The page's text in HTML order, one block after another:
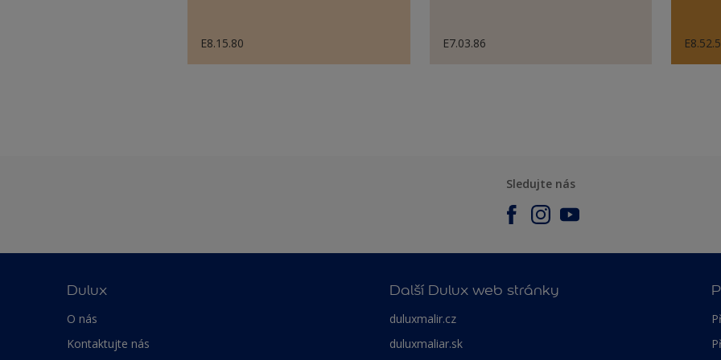
E8.15.80 E7.03.86
Sledujte nás
Dulux
O nás
Kontaktujte nás
Další Dulux web stránky
duluxmalir.cz
duluxmaliar.sk